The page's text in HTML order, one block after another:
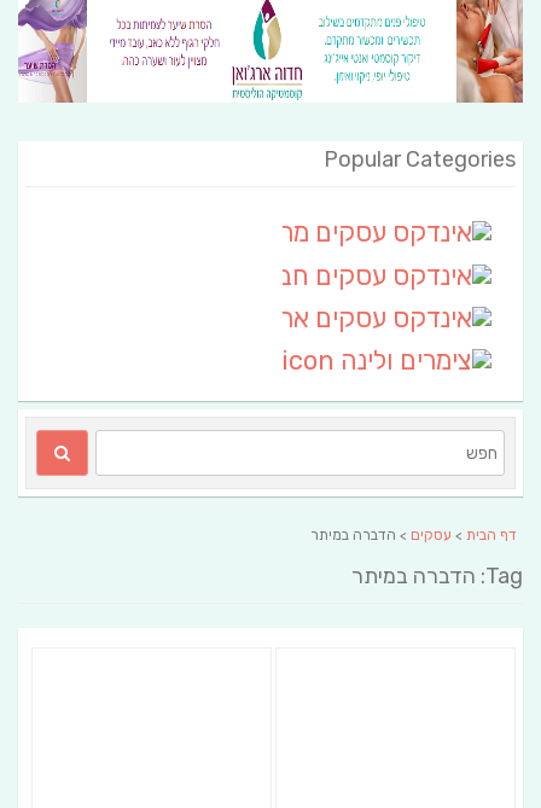
Popular Categories
דף הבית > עסקים > הדברה במיתר
Tag: הדברה במיתר